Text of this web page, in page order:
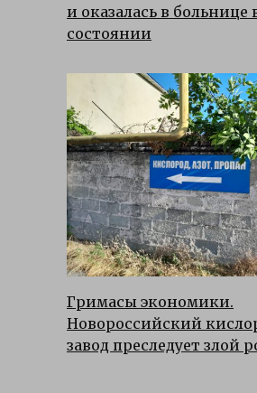
и оказалась в больнице
состоянии
Гримасы экономики.
Новороссийский
завод преследует злой